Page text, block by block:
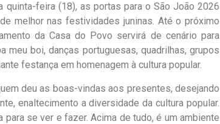
feira (18), as portas para o São João 2026
melhor nas festividades juninas. Até o próximo
da Casa do Povo servirá de cenário para
boi, danças portuguesas, quadrilhas, grupos
festança em homenagem à cultura popular.
deu as boas-vindas aos presentes, desejando
enaltecimento a diversidade da cultura popular.
se ver e fazer. Acima de tudo, é um ambiente